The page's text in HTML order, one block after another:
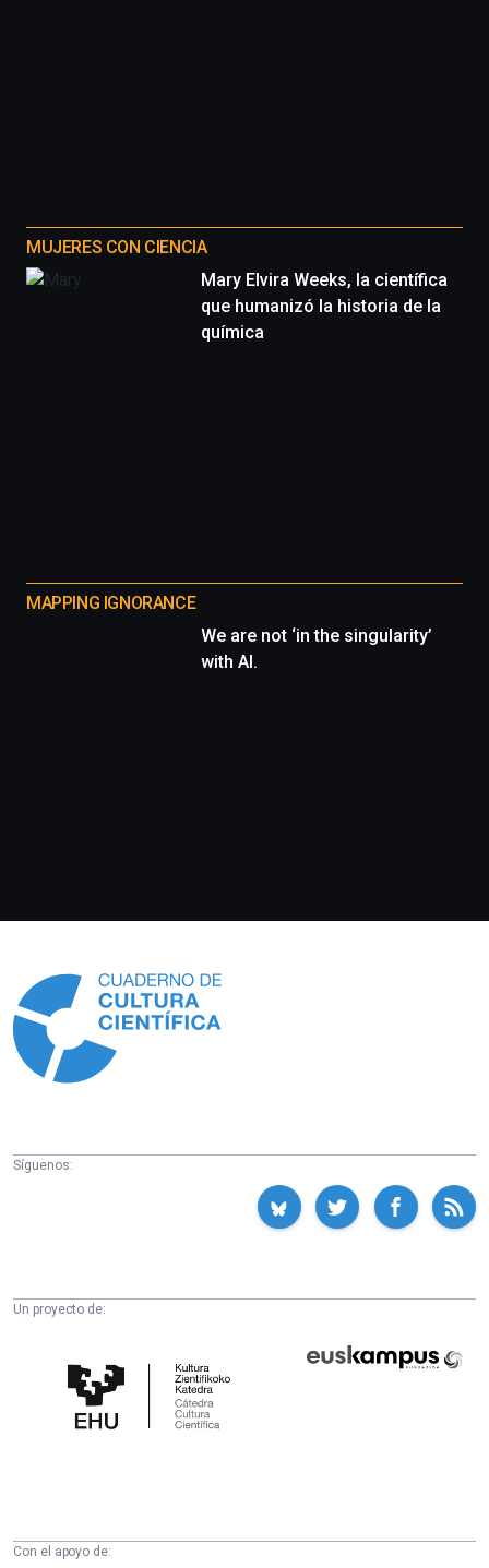
MUJERES CON CIENCIA
Mary Elvira Weeks, la científica
que humanizó la historia de la
química
MAPPING IGNORANCE
We are not ‘in the singularity’
with AI.
Síguenos:
Un proyecto de:
Cultura
Científica
Fundazioa
Con el apoyo de: